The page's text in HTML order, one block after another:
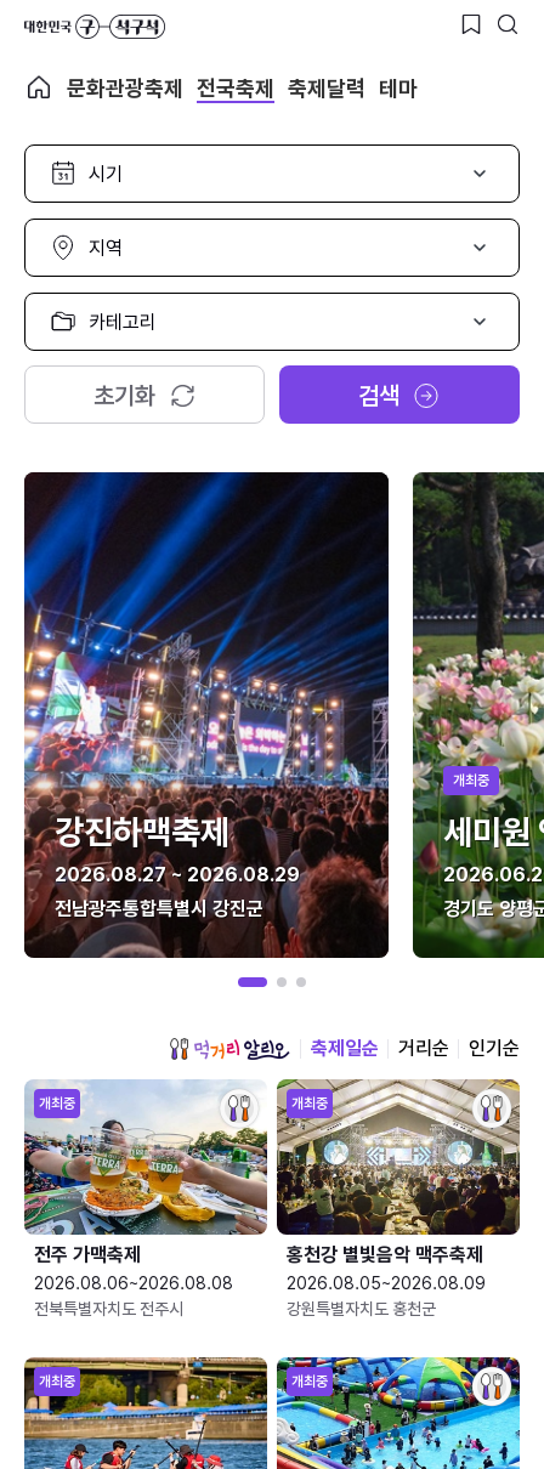
문화관광축제 전국축제 축제달력 테마
시
선
택
지
선
택
카
고
리
택
초기화 검색
강진하맥축제
2026.08.27 ~ 2026.08.29
전남광주통합특별시 강진군
개최중
세미원
경기도 양평
축제일순 거리순 인기순
개최중
전주 가맥축제
2026.08.06~2026.08.08
전북특별자치도 전주시
개최중
홍천강 별빛음악 맥주축제
2026.08.05~2026.08.09
강원특별자치도 홍천군
개최중 개최중